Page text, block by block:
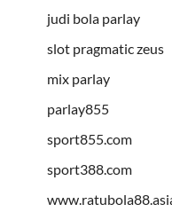
judi bola parlay
slot pragmatic zeus
mix parlay
parlay855
sport855.com
sport388.com